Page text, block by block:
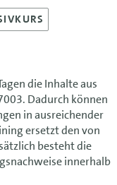
die Inhalte aus
Dadurch können
in ausreichender
ersetzt den von
besteht die
innerhalb